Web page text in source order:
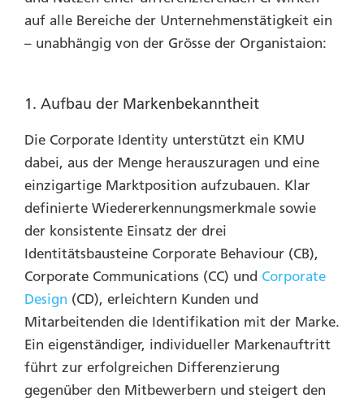
auf alle Bereiche der Unternehmenstätigkeit ein
– unabhängig von der Grösse der Organistaion:
1. Aufbau der Markenbekanntheit
Die Corporate Identity unterstützt ein KMU
dabei, aus der Menge herauszuragen und eine
einzigartige Marktposition aufzubauen. Klar
definierte Wiedererkennungsmerkmale sowie
der konsistente Einsatz der drei
Identitätsbausteine Corporate Behaviour (CB),
Corporate Communications (CC) und Corporate
Design (CD), erleichtern Kunden und
Mitarbeitenden die Identifikation mit der Marke.
Ein eigenständiger, individueller Markenauftritt
führt zur erfolgreichen Differenzierung
gegenüber den Mitbewerbern und steigert den